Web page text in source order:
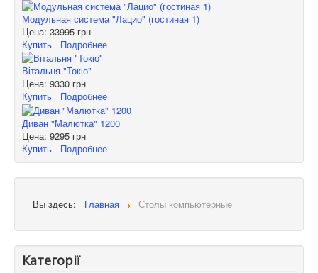
Модульная система "Лацио" (гостиная 1)
Цена: 33995 грн
Купить
Подробнее
Вітальня "Токіо"
Цена: 9330 грн
Купить
Подробнее
Диван "Малютка" 1200
Цена: 9295 грн
Купить
Подробнее
Вы здесь: Главная Столы компьютерные
Категорії